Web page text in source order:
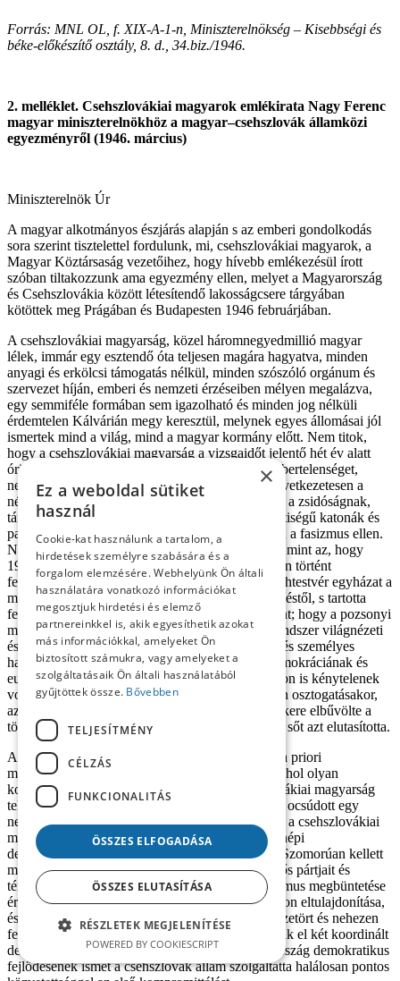
Forrás: MNL OL, f. XIX-A-1-n, Miniszterelnökség – Kisebbségi és
béke-előkészítő osztály, 8. d., 34.biz./1946.
2. melléklet. Csehszlovákiai magyarok emlékirata Nagy Ferenc
magyar miniszterelnökhöz a magyar–csehszlovák államközi
egyezményről (1946. március)
Miniszterelnök Úr
A magyar alkotmányos észjárás alapján s az emberi gondolkodás
sora szerint tisztelettel fordulunk, mi, csehszlovákiai magyarok, a
Magyar Köztársaság vezetőihez, hogy hívebb emlékezésül írott
szóban tiltakozzunk ama egyezmény ellen, melyet a Magyarország
és Csehszlovákia között létesítendő lakosságcsere tárgyában
kötöttek meg Prágában és Budapesten 1946 februárjában.
A csehszlovákiai magyarság, közel háromnegyedmillió magyar
lélek, immár egy esztendő óta teljesen magára hagyatva, minden
anyagi és erkölcsi támogatás nélkül, minden szószóló orgánum és
szervezet híján, emberi és nemzeti érzéseiben mélyen megalázva,
egy semmiféle formában sem igazolható és minden jog nélküli
érdemtelen Kálvárián megy keresztül, melynek egyes állomásai jól
ismertek mind a világ, mind a magyar kormány előtt. Nem titok,
hogy a csehszlovákiai magyarság a vizsgaidőt jelentő hét év alatt
óriási többségében elutasította a fasizmust, az embertelenséget,
nemcsak óvatosan, titokban, hanem nyíltan és következetesen a
németek ellen sorakozott fel; egyetlen védője volt a zsidóságnak,
támogatta a szlovák felkelést, hisz magyar nemzetiségű katonák és
partizánok százai vettek részt a fegyveres harcban a fasizmus ellen.
Nincs szebb igazolványa ennek a magyarságnak, mint az, hogy
1940 szeptemberétől Pozsonynak 1945 áprilisában történt
felszabadításáig a Szlovákiában lévő egyetlen csehtestvér egyházat a
magyar református egyház mentette meg az üldözéstől, s tartotta
fenn egyházi életét csehül és cseh szokások szerint; hogy a pozsonyi
magyar sajtó 1938 és 1945 között vállalva egy rendszer világnézeti
és nemzeti gyűlöletét, nem tekintve a börtönöket és személyes
hajszát, egyetlen hangja volt az emberségnek, demokráciának és
európai magatartásnak, amit immár szlovák oldalon is kénytelenek
voltak elismerni, továbbá az, hogy a zsidó vagyon osztogatásakor,
az ún. „arizálásban”, midőn a német fegyverek sikere elbűvölte a
tömegembert, a szlovákiai magyar nem vett részt, sőt azt elutasította.
A csehszlovák kormány azonban ennek ellenére a priori
magyarellenes beállítottsággal jött meg Kassára, ahol olyan
kormányprogramot fogadtak el, mely a csehszlovákiai magyarság
teljes és tökéletes kiirtását tűzte ki célul. Sohasem ocsúdott egy
nemzetdarab borzalmasabb egy káprázatból, mint a csehszlovákiai
magyarok a harmadik Csehszlovák Köztársaság népi
demokráciájából, melyért áldoztak és dolgoztak. Szomorúan kellett
meggyőződnünk, hogy a csehszlovák állam felelős pártjait és
tényezőit nem az itt rekedt német és magyar fasizmus megbüntetése
érdekli, hanem csupán és egyedül a magyar vagyon eltulajdonítása,
és a nincstelenné tett magyarok átdobálása az összetört és nehezen
feltápászkodó Magyarországra. Nem így képzeltük el két koordinált
demokratikus rendszer kölcsönösségét. Magyarország demokratikus
fejlődésének ismét a csehszlovák állam szolgáltatta halálosan pontos
×
Ez a weboldal sütiket
használ
Cookie-kat használunk a tartalom, a
hirdetések személyre szabására és a
forgalom elemzésére. Webhelyünk Ön általi
használatára vonatkozó információkat
megosztjuk hirdetési és elemző
partnereinkkel is, akik egyesíthetik azokat
más információkkal, amelyeket Ön
biztosított számukra, vagy amelyeket a
szolgáltatásaik Ön általi használatából
gyűjtöttek össze. Bővebben
TELJESÍTMÉNY
CÉLZÁS
FUNKCIONALITÁS
ÖSSZES ELFOGADÁSA
ÖSSZES ELUTASÍTÁSA
RÉSZLETEK MEGJELENÍTÉSE
POWERED BY COOKIESCRIPT